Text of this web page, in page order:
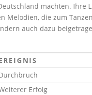
machten. Ihre
Melodien, die zum
auch dazu
Erfolg